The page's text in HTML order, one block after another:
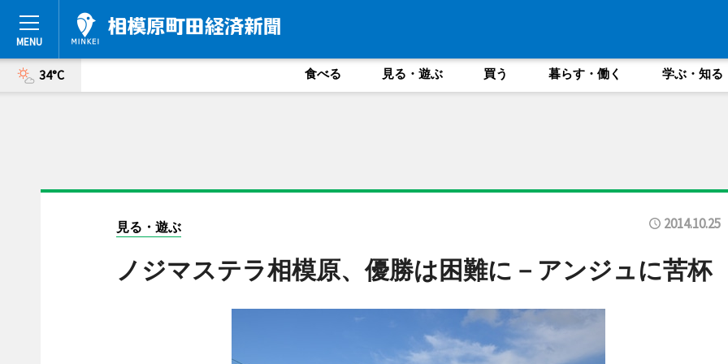
34°C 食べる 見る・遊ぶ 買う 暮らす・働く 学ぶ・知る
見る・遊ぶ 2014.10.25
ノジマステラ相模原、優勝は困難に－アンジュに苦杯